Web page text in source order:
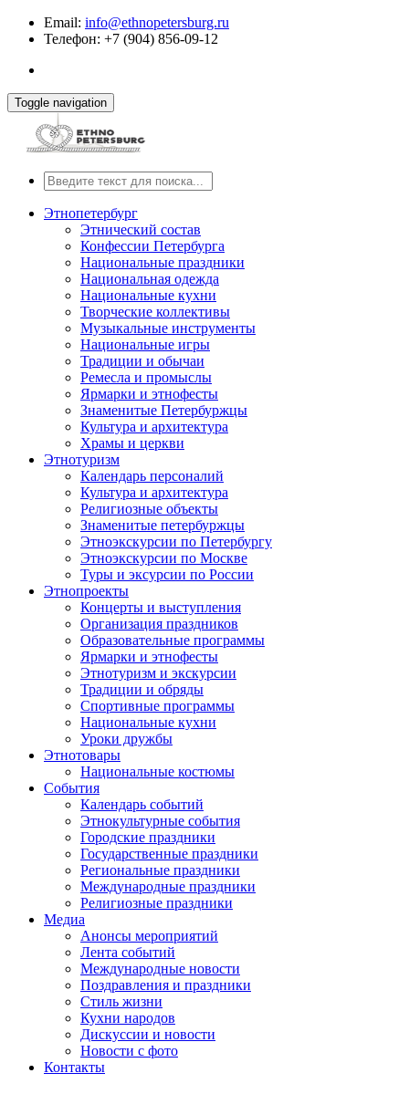
Email: info@ethnopetersburg.ru
Телефон: +7 (904) 856-09-12
Toggle navigation
Этнопетербург
Этнический состав
Конфессии Петербурга
Национальные праздники
Национальная одежда
Национальные кухни
Творческие коллективы
Музыкальные инструменты
Национальные игры
Традиции и обычаи
Ремесла и промыслы
Ярмарки и этнофесты
Знаменитые Петербуржцы
Культура и архитектура
Храмы и церкви
Этнотуризм
Календарь персоналий
Культура и архитектура
Религиозные объекты
Знаменитые петербуржцы
Этноэкскурсии по Петербургу
Этноэкскурсии по Москве
Туры и эксурсии по России
Этнопроекты
Концерты и выступления
Организация праздников
Образовательные программы
Ярмарки и этнофесты
Этнотуризм и экскурсии
Традиции и обряды
Спортивные программы
Национальные кухни
Уроки дружбы
Этнотовары
Национальные костюмы
События
Календарь событий
Этнокультурные события
Городские праздники
Государственные праздники
Региональные праздники
Международные праздники
Религиозные праздники
Медиа
Анонсы мероприятий
Лента событий
Международные новости
Поздравления и праздники
Cтиль жизни
Кухни народов
Дискуссии и новости
Новости с фото
Контакты